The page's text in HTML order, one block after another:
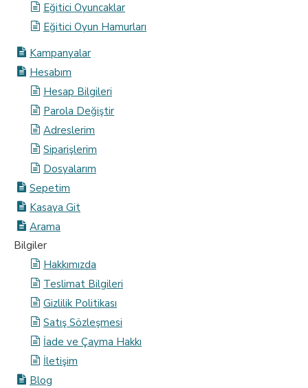
Eğitici Oyuncaklar
Eğitici Oyun Hamurları
Kampanyalar
Hesabım
Hesap Bilgileri
Parola Değiştir
Adreslerim
Siparişlerim
Dosyalarım
Sepetim
Kasaya Git
Arama
Bilgiler
Hakkımızda
Teslimat Bilgileri
Gizlilik Politikası
Satış Sözleşmesi
İade ve Çayma Hakkı
İletişim
Blog